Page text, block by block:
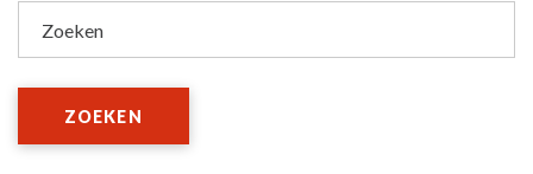
Zoeken
ZOEKEN